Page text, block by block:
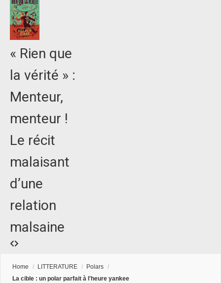
« Rien que
la vérité » :
Menteur,
menteur !
Le récit
malaisant
d’une
relation
malsaine
Home / LITTERATURE / Polars /
La cible : un polar parfait à l'heure yankee